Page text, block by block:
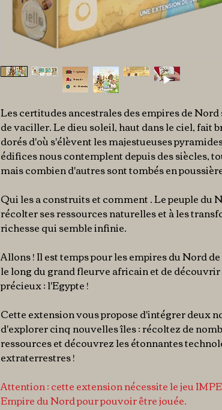
Les certitudes ancestrales des empires de
de vaciller. Le dieu soleil, haut dans le ciel, fait
dorés d'où s'élèvent les majestueuses
édifices nous contemplent depuis des siècles,
mais combien d'autres sont tombés en
Qui les a construits et comment . Le peuple du
récolter ses ressources naturelles et à les
richesse qui semble infinie.
Allons ! Il est temps pour les empires du Nord
le long du grand fleurve africain et de
précieux : l'Egypte !
Cette extension vous propose d'intégrer deux
d'explorer cinq nouvelles îles : récoltez de
ressources et découvrez les étonnantes
extraterrestres !
Attention : cette extension nécessite le jeu
Empire du Nord pour pouvoir être jouée.